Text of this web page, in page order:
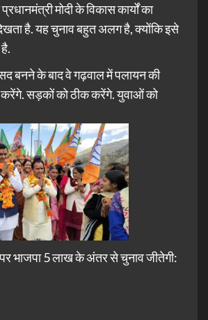
मोदी के विकास कार्यों का
है. यह चुनाव बहुत अलग है, क्योंकि इसे
बनने के बाद वे गढ़वाल में पलायन की
करेंगे. सड़कों को ठीक करेंगे. युवाओं को
भाजपा 5 लाख के अंतर से चुनाव जीतेगी: